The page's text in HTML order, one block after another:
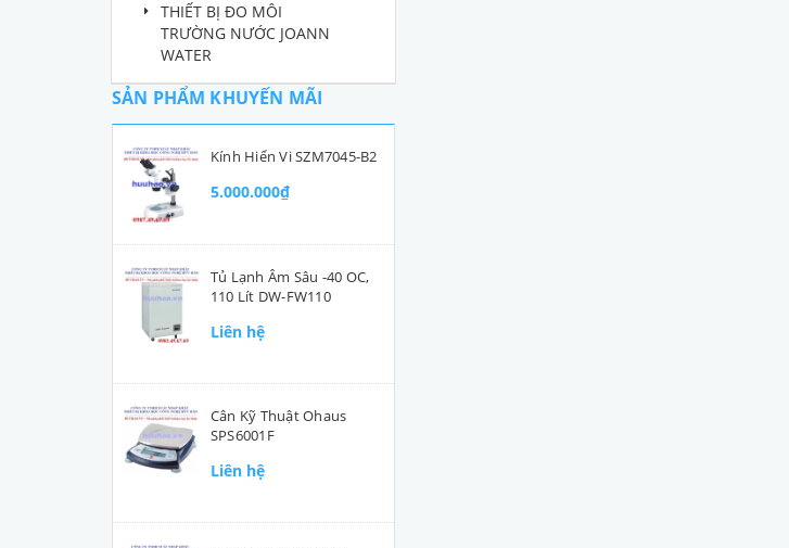
THIẾT BỊ ĐO MÔI
TRƯỜNG NƯỚC JOANN
WATER
SẢN PHẨM KHUYẾN MÃI
Kính Hiển Vi SZM7045-B2
5.000.000₫
Tủ Lạnh Âm Sâu -40 OC,
110 Lít DW-FW110
Liên hệ
Cân Kỹ Thuật Ohaus
SPS6001F
Liên hệ